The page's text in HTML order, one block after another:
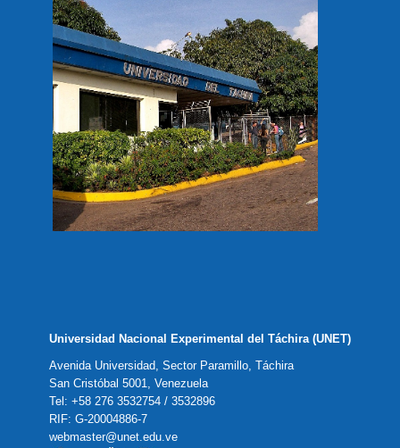
Universidad Nacional Experimental del Táchira (UNET)
Avenida Universidad, Sector Paramillo, Táchira
San Cristóbal 5001, Venezuela
Tel: +58 276 3532754 / 3532896
RIF: G-20004886-7
webmaster@unet.edu.ve